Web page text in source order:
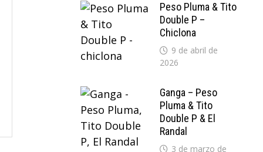
Peso Pluma & Tito
Double P –
Chiclona
9 de abril de
2026
Ganga – Peso
Pluma & Tito
Double P & El
Randal
3 de marzo de